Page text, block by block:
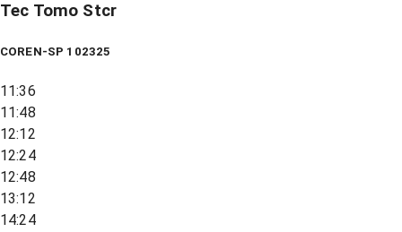
Tec Tomo Stcr
COREN-SP 102325
11:36
11:48
12:12
12:24
12:48
13:12
14:24